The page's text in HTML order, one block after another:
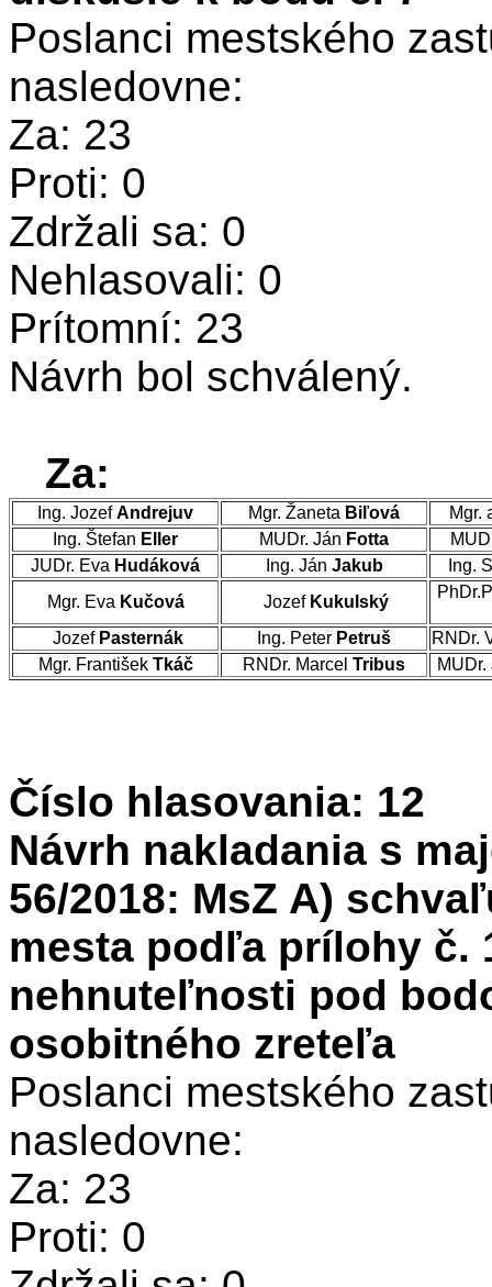
Poslanci mestského
nasledovne:
Za: 23
Proti: 0
Zdržali sa: 0
Nehlasovali: 0
Prítomní: 23
Návrh bol schválený.
Za:
Ing. JozefAndrejuv Mgr. Žaneta Biľová
Mgr.
Ing. Štefan Eller MUDr. Ján Fotta
JUDr. Eva Hudáková Ing. Ján Jakub
Ing.
Mgr. Eva Kučová Jozef Kukulský
Jozef Pasternák Ing. Peter Petruš
RNDr.
Mgr. František Tkáč RNDr. Marcel Tribus
Číslo hlasovania: 12
Návrh nakladania s
56/2018: MsZ A)
mesta podľa prílohy č.
nehnuteľnosti pod
osobitného zreteľa
Poslanci mestského
nasledovne:
Za: 23
Proti: 0